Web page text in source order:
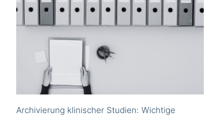
Archivierung klinischer Studien: Wichtige